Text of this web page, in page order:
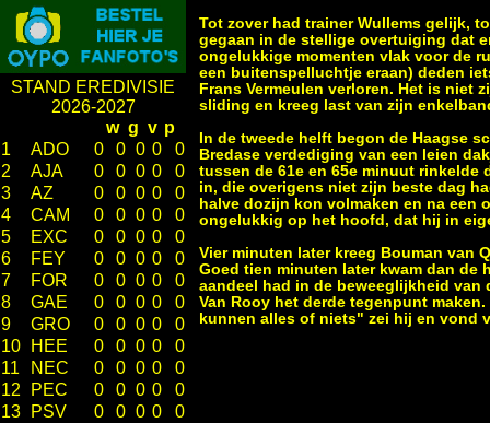
STAND EREDIVISIE
2026-2027
w g v p
1
ADO 0 0 0 0
0
2
AJA 0 0 0 0
0
3
AZ 0 0 0 0
0
4
CAM 0 0 0 0
0
5
EXC 0 0 0 0
0
6
FEY 0 0 0 0
0
7
FOR 0 0 0 0
0
8
GAE 0 0 0 0
0
9
GRO 0 0 0 0
0
10
HEE 0 0 0 0
0
11
NEC 0 0 0 0
0
12
PEC 0 0 0 0
0
13
PSV 0 0 0 0
0
Tot zover had trainer Wullems gelijk,
gegaan in de stellige overtuiging dat
ongelukkige momenten vlak voor de
een buitenspelluchtje eraan) deden
Frans Vermeulen verloren. Het is niet
sliding en kreeg last van zijn
In de tweede helft begon de Haagse
Bredase verdediging van een leien
tussen de 61e en 65e minuut rinkelde
in, die overigens niet zijn beste dag
halve dozijn kon volmaken en na een
ongelukkig op het hoofd, dat hij in
Vier minuten later kreeg Bouman van
Goed tien minuten later kwam dan de
aandeel had in de beweeglijkheid
Van Rooy het derde tegenpunt
kunnen alles of niets" zei hij en vond